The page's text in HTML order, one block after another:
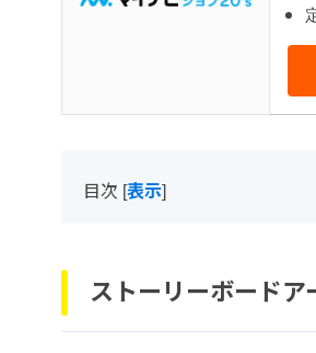
目次 [表示]
ストーリーボードア